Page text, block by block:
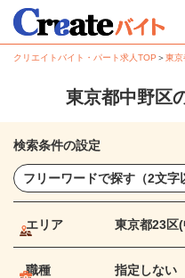
クリエイトバイト・パート求人TOP ＞東京
東京都中野区
検索条件の設定
エリア 東京都23区
職種 指定しない